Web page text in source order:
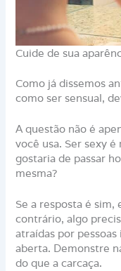
Cuide de sua
Como já dissemos
como ser sensual,
A questão não é
você usa. Ser sexy
gostaria de passar
mesma?
Se a resposta é sim,
contrário, algo
atraídas por
aberta. Demonstre
do que a carcaça.